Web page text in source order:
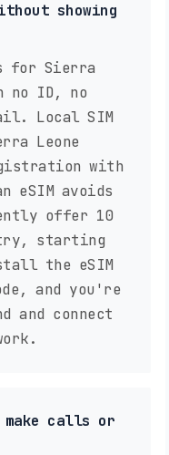
showing
for Sierra
no ID, no
Local SIM
Leone
with
eSIM avoids
offer 10
starting
the eSIM
and you're
and connect
make calls or